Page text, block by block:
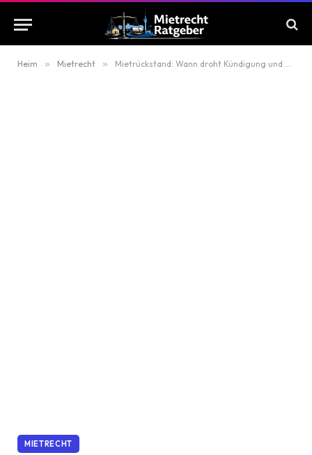
Heim » Mietrecht » Mietrückstand: Wann droht Kündigung und wie kann man noch reagieren?
MIETRECHT